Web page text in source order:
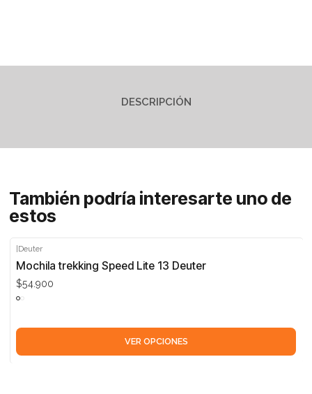
DESCRIPCIÓN
También podría interesarte uno de
estos
Deuter
Mochila trekking Speed Lite 13 Deuter
$54.900
VER OPCIONES